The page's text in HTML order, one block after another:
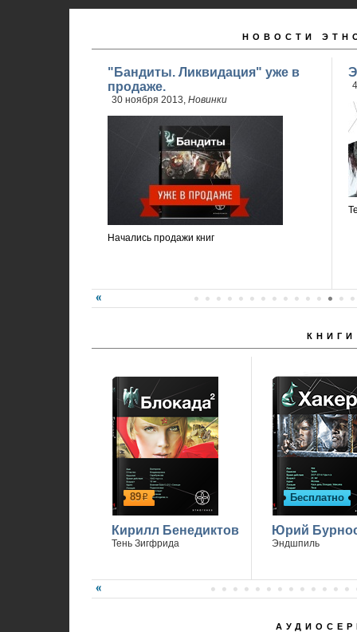
НОВОСТИ
"Бандиты. Ликвидация" уже в
продаже.
30 ноября 2013, Новинки
Начались продажи книг
КНИГИ
89р
Кирилл Бенедиктов
Тень Зигфрида
Бесплатно
Юрий
Эндшпиль